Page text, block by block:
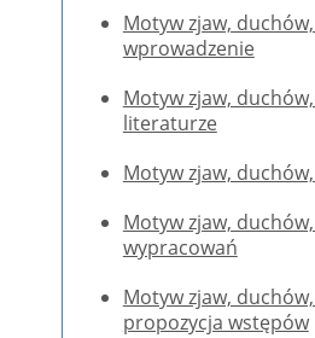
Motyw zjaw,
wprowadzenie
Motyw zjaw,
literaturze
Motyw zjaw,
Motyw zjaw,
wypracowań
Motyw zjaw,
propozycja wstępów